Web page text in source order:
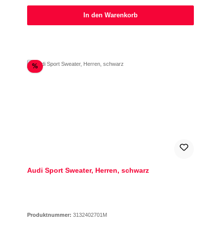
In den Warenkorb
%Rabatt
Audi Sport Sweater, Herren, schwarz
Produktnummer: 3132402701M